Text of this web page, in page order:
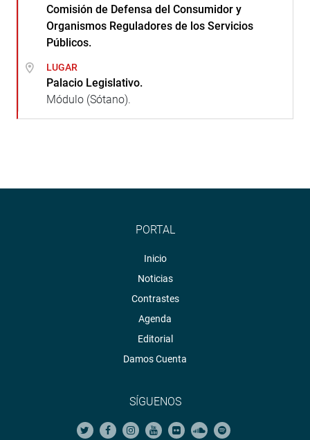
Comisión de Defensa del Consumidor y
Organismos Reguladores de los Servicios
Públicos.
LUGAR
Palacio Legislativo.
Módulo (Sótano).
PORTAL
Inicio
Noticias
Contrastes
Agenda
Editorial
Damos Cuenta
SÍGUENOS